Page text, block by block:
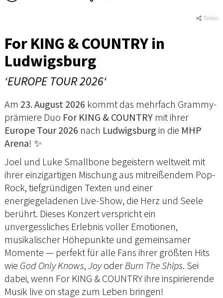
Teilen
For KING & COUNTRY in
Ludwigsburg
‘EUROPE TOUR 2026‘
Am 23. August 2026 kommt das mehrfach Grammy-
prämiere Duo For KING & COUNTRY mit ihrer
Europe Tour 2026 nach Ludwigsburg in die MHP
Arena! ✨
Joel und Luke Smallbone begeistern weltweit mit
ihrer einzigartigen Mischung aus mitreißendem Pop-
Rock, tiefgründigen Texten und einer
energiegeladenen Live-Show, die Herz und Seele
berührt. Dieses Konzert verspricht ein
unvergessliches Erlebnis voller Emotionen,
musikalischer Höhepunkte und gemeinsamer
Momente — perfekt für alle Fans ihrer größten Hits
wie God Only Knows, Joyoder Burn The Ships. Sei
dabei, wenn For KING & COUNTRY ihre inspirierende
Musik live on stage zum Leben bringen!